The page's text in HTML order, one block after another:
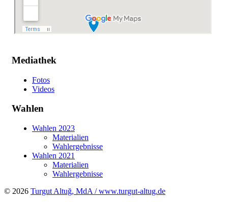
Mediathek
Fotos
Videos
Wahlen
Wahlen 2023
Materialien
Wahlergebnisse
Wahlen 2021
Materialien
Wahlergebnisse
© 2026 Turgut Altuğ, MdA / www.turgut-altug.de